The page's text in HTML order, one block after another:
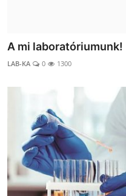
A mi laboratóriumunk!
LAB-KA 0 1300